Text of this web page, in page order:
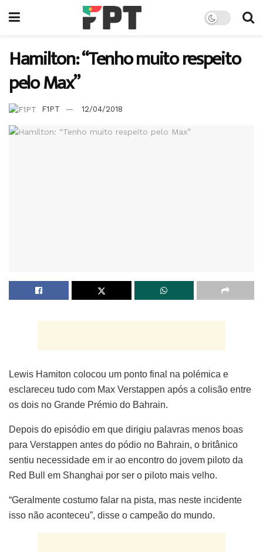
Hamilton: “Tenho muito respeito
pelo Max”
F1PT 12/04/2018
Lewis Hamiton colocou um ponto final na polémica e
esclareceu tudo com Max Verstappen após a colisão entre
os dois no Grande Prémio do Bahrain.
Depois do episódio em que dirigiu palavras menos boas
para Verstappen antes do pódio no Bahrain, o britânico
sentiu necessidade em ir ao encontro do jovem piloto da
Red Bull em Shanghai por ser o piloto mais velho.
“Geralmente costumo falar na pista, mas neste incidente
isso não aconteceu”, disse o campeão do mundo.